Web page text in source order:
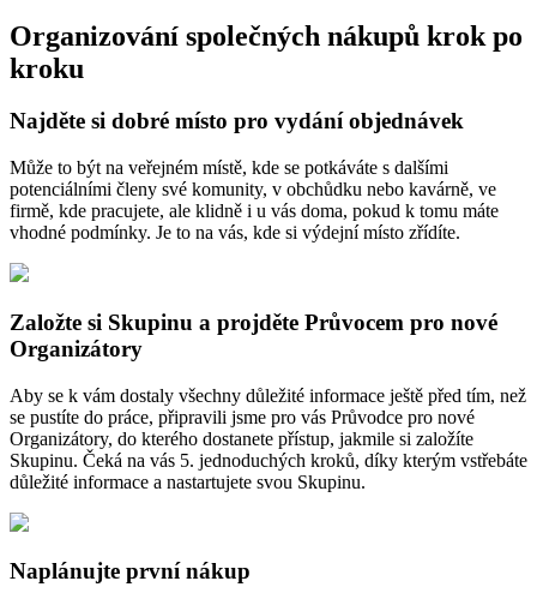
Organizování společných nákupů krok po
kroku
Najděte si dobré místo pro vydání objednávek
Může to být na veřejném místě, kde se potkáváte s dalšími
potenciálními členy své komunity, v obchůdku nebo kavárně, ve
firmě, kde pracujete, ale klidně i u vás doma, pokud k tomu máte
vhodné podmínky. Je to na vás, kde si výdejní místo zřídíte.
Založte si Skupinu a projděte Průvocem pro nové
Organizátory
Aby se k vám dostaly všechny důležité informace ještě před tím, než
se pustíte do práce, připravili jsme pro vás Průvodce pro nové
Organizátory, do kterého dostanete přístup, jakmile si založíte
Skupinu. Čeká na vás 5. jednoduchých kroků, díky kterým vstřebáte
důležité informace a nastartujete svou Skupinu.
Naplánujte první nákup